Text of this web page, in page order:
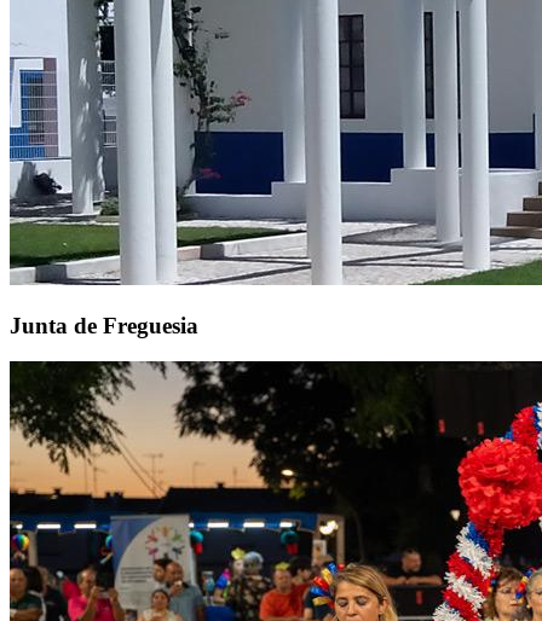
Junta de Freguesia